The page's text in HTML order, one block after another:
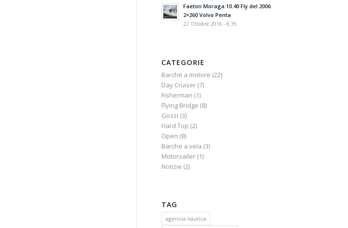
Faeton Moraga 10.40 Fly del 2006
2×260 Volvo Penta
22 Ottobre 2016 - 8:35
CATEGORIE
Barche a motore (22)
Day Cruiser(7)
Fisherman (1)
Flying Bridge (8)
Gozzi (3)
Hard Top (2)
Open (8)
Barche a vela (3)
Motorsailer(1)
Notizie (2)
TAG
agenzia nautica